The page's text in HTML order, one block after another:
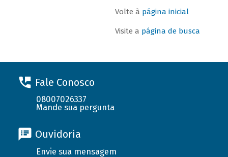
Volte à página inicial
Visite a página de busca
Fale Conosco
08007026337
Mande sua pergunta
Ouvidoria
Envie sua mensagem